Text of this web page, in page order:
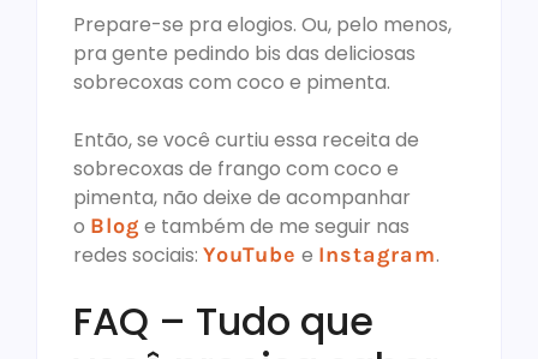
Prepare-se pra elogios. Ou, pelo menos,
pra gente pedindo bis das deliciosas
sobrecoxas com coco e pimenta.
Então, se você curtiu essa receita de
sobrecoxas de frango com coco e
pimenta, não deixe de acompanhar
o Blog e também de me seguir nas
redes sociais: YouTube e Instagram.
FAQ – Tudo que